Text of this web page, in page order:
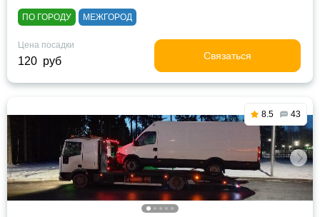
ПО ГОРОДУ МЕЖГОРОД
Цена посадки
120 руб Связаться
8.5 43